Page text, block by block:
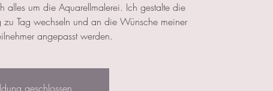
alles um die Aquarellmalerei. Ich gestalte die
zu Tag wechseln und an die Wünsche meiner
angepasst werden.
geschlossen